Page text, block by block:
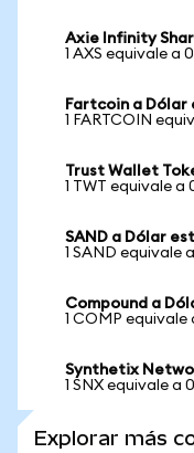
Axie Infinity
1 AXS equivale a
Fartcoin a
1 FARTCOIN
Trust Wallet
1 TWT equivale a
SAND a Dólar
1 SAND equivale
Compound a
1 COMP equivale
Synthetix
1 SNX equivale a
Explorar más